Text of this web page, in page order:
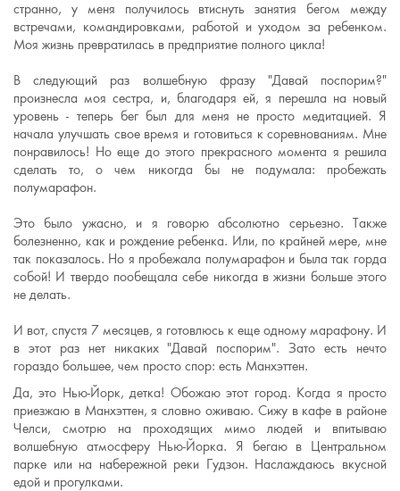
странно, у меня получилось втиснуть занятия бегом между
встречами, командировками, работой и уходом за ребенком.
Моя жизнь превратилась в предприятие полного цикла!
В следующий раз волшебную фразу "Давай поспорим?"
произнесла моя сестра, и, благодаря ей, я перешла на новый
уровень - теперь бег был для меня не просто медитацией. Я
начала улучшать свое время и готовиться к соревнованиям. Мне
понравилось! Но еще до этого прекрасного момента я решила
сделать то, о чем никогда бы не подумала: пробежать
полумарафон.
Это было ужасно, и я говорю абсолютно серьезно. Также
болезненно, как и рождение ребенка. Или, по крайней мере, мне
так показалось. Но я пробежала полумарафон и была так горда
собой! И твердо пообещала себе никогда в жизни больше этого
не делать.
И вот, спустя 7 месяцев, я готовлюсь к еще одному марафону. И
в этот раз нет никаких "Давай поспорим". Зато есть нечто
гораздо большее, чем просто спор: есть Манхэттен.
Да, это Нью-Йорк, детка! Обожаю этот город. Когда я просто
приезжаю в Манхэттен, я словно оживаю. Сижу в кафе в районе
Челси, смотрю на проходящих мимо людей и впитываю
волшебную атмосферу Нью-Йорка. Я бегаю в Центральном
парке или на набережной реки Гудзон. Наслаждаюсь вкусной
едой и прогулками.